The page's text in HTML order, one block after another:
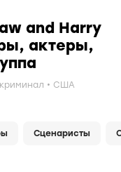
and Harry
актеры,
криминал США
Сценаристы